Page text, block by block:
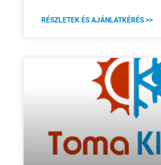
RÉSZLETEK ÉS AJÁNLATKÉRÉS >>